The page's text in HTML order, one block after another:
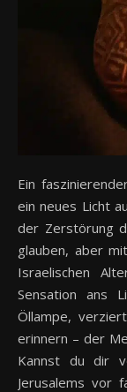
Ein faszinierender Fund aus der spätrömischen Zeit wirft
ein neues Licht
der Zerstörung
glauben, aber
Israelischen
Sensation ans
Öllampe,
erinnern – der
Kannst du dir
Jerusalems vor